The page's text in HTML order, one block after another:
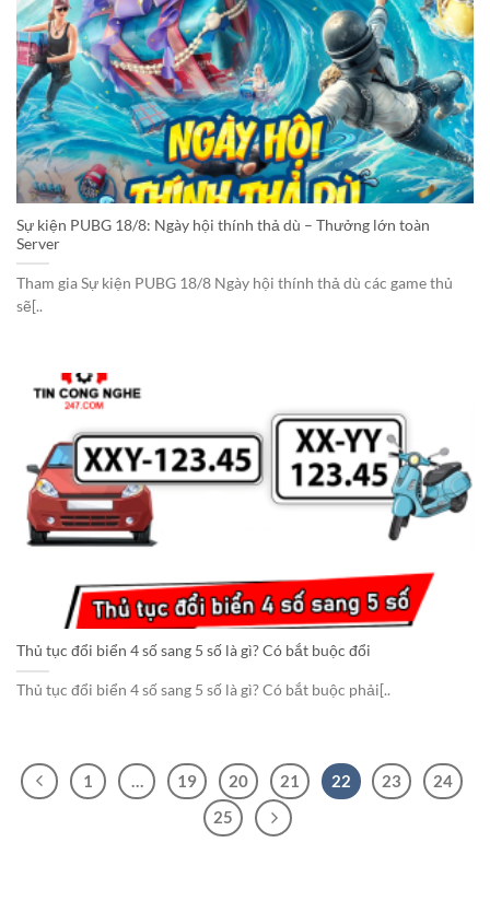
Sự kiện PUBG 18/8: Ngày hội thính thả dù – Thưởng lớn toàn
Server
Tham gia Sự kiện PUBG 18/8 Ngày hội thính thả dù các game thủ
sẽ[..
Thủ tục đổi biển 4 số sang 5 số là gì? Có bắt buộc đổi
Thủ tục đổi biển 4 số sang 5 số là gì? Có bắt buộc phải[..
1 … 19 20 21 22 23
24
25